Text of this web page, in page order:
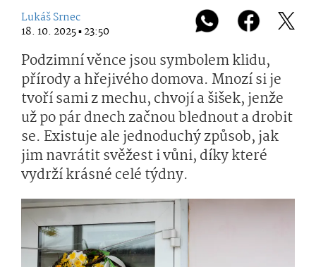
Lukáš Srnec
18. 10. 2025 ▪ 23:50
Podzimní věnce jsou symbolem klidu,
přírody a hřejivého domova. Mnozí si je
tvoří sami z mechu, chvojí a šišek, jenže
už po pár dnech začnou blednout a drobit
se. Existuje ale jednoduchý způsob, jak
jim navrátit svěžest i vůni, díky které
vydrží krásné celé týdny.